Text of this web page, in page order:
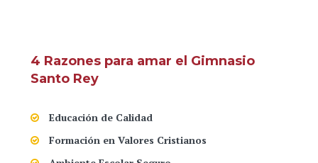
4 Razones para amar el Gimnasio
Santo Rey
Educación de Calidad
Formación en Valores Cristianos